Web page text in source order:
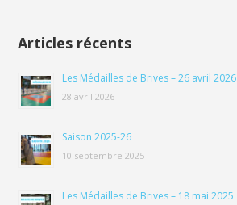
Articles récents
Les Médailles de Brives – 26 avril 2026
28 avril 2026
Saison 2025-26
10 septembre 2025
Les Médailles de Brives – 18 mai 2025